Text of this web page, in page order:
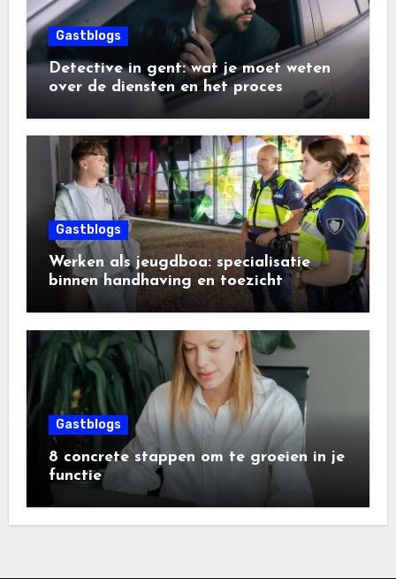
Gastblogs
Detective in gent: wat je moet weten
over de diensten en het proces
Gastblogs
Werken als jeugdboa: specialisatie
binnen handhaving en toezicht
Gastblogs
8 concrete stappen om te groeien in je
functie